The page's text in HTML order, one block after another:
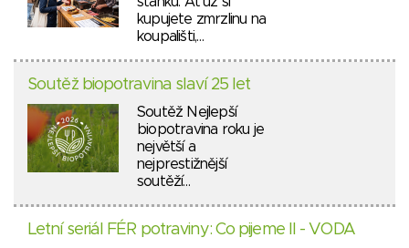
kupujete zmrzlinu na
koupališti,…
Soutěž biopotravina slaví 25 let
Soutěž Nejlepší
biopotravina roku je
největší a
nejprestižnější
soutěží…
Letní seriál FÉR potraviny: Co pijeme II - VODA